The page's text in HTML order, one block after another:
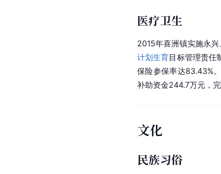
医疗卫生
2015年喜洲镇实施永
计划生育目标管理责任
保险参保率达83.43%
补助资金244.7万元，
文化
民族习俗